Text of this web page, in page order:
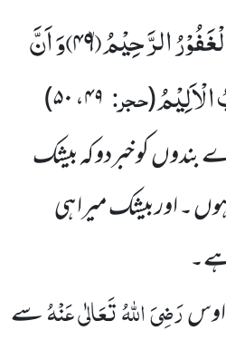
الرَّحِیْمُۙ(۴۹)وَ اَنَّ
(حجر: ۴۹، ۵۰ )
کو خبردو کہ بیشک
ہوں ۔ اوربیشک میرا ہی
رَضِیَ اللّٰہُ تَعَالٰی عَنْہُسے